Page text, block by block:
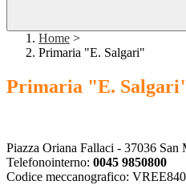
Home >
Primaria "E. Salgari"
Primaria "E.
Piazza Oriana Fallaci - 37036
Telefonointerno: 0045 9850800
Codice meccanografico: